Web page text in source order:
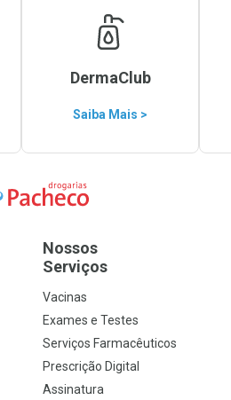
DermaClub
Saiba Mais >
a Home
Nossos
Serviços
Vacinas
Exames e Testes
Serviços Farmacêuticos
Prescrição Digital
Assinatura